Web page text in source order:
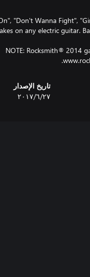
"Don't Wanna Fight",
NOTE: Rocksmith® 2014
تاريخ الإصدار
٢٧‏/٦‏/٢٠١٧